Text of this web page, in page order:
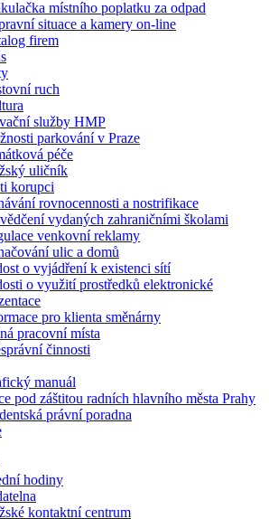
místního poplatku za odpad
situace a kamery on-line
firem
ruch
služby HMP
parkování v Praze
péče
uličník
korupci
rovnocennosti a nostrifikace
vydaných zahraničními školami
venkovní reklamy
ulic a domů
o vyjádření k existenci sítí
o využití prostředků elektronické
pro klienta směnárny
pracovní místa
činnosti
manuál
pod záštitou radních hlavního města Prahy
právní poradna
hodiny
kontaktní centrum